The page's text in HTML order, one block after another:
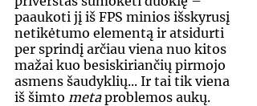
paaukoti jį iš FPS minios išskyrusį
netikėtumo elementą ir atsidurti
per sprindį arčiau viena nuo kitos
mažai kuo besiskiriančių pirmojo
asmens šaudyklių... Ir tai tik viena
iš šimto meta problemos aukų.